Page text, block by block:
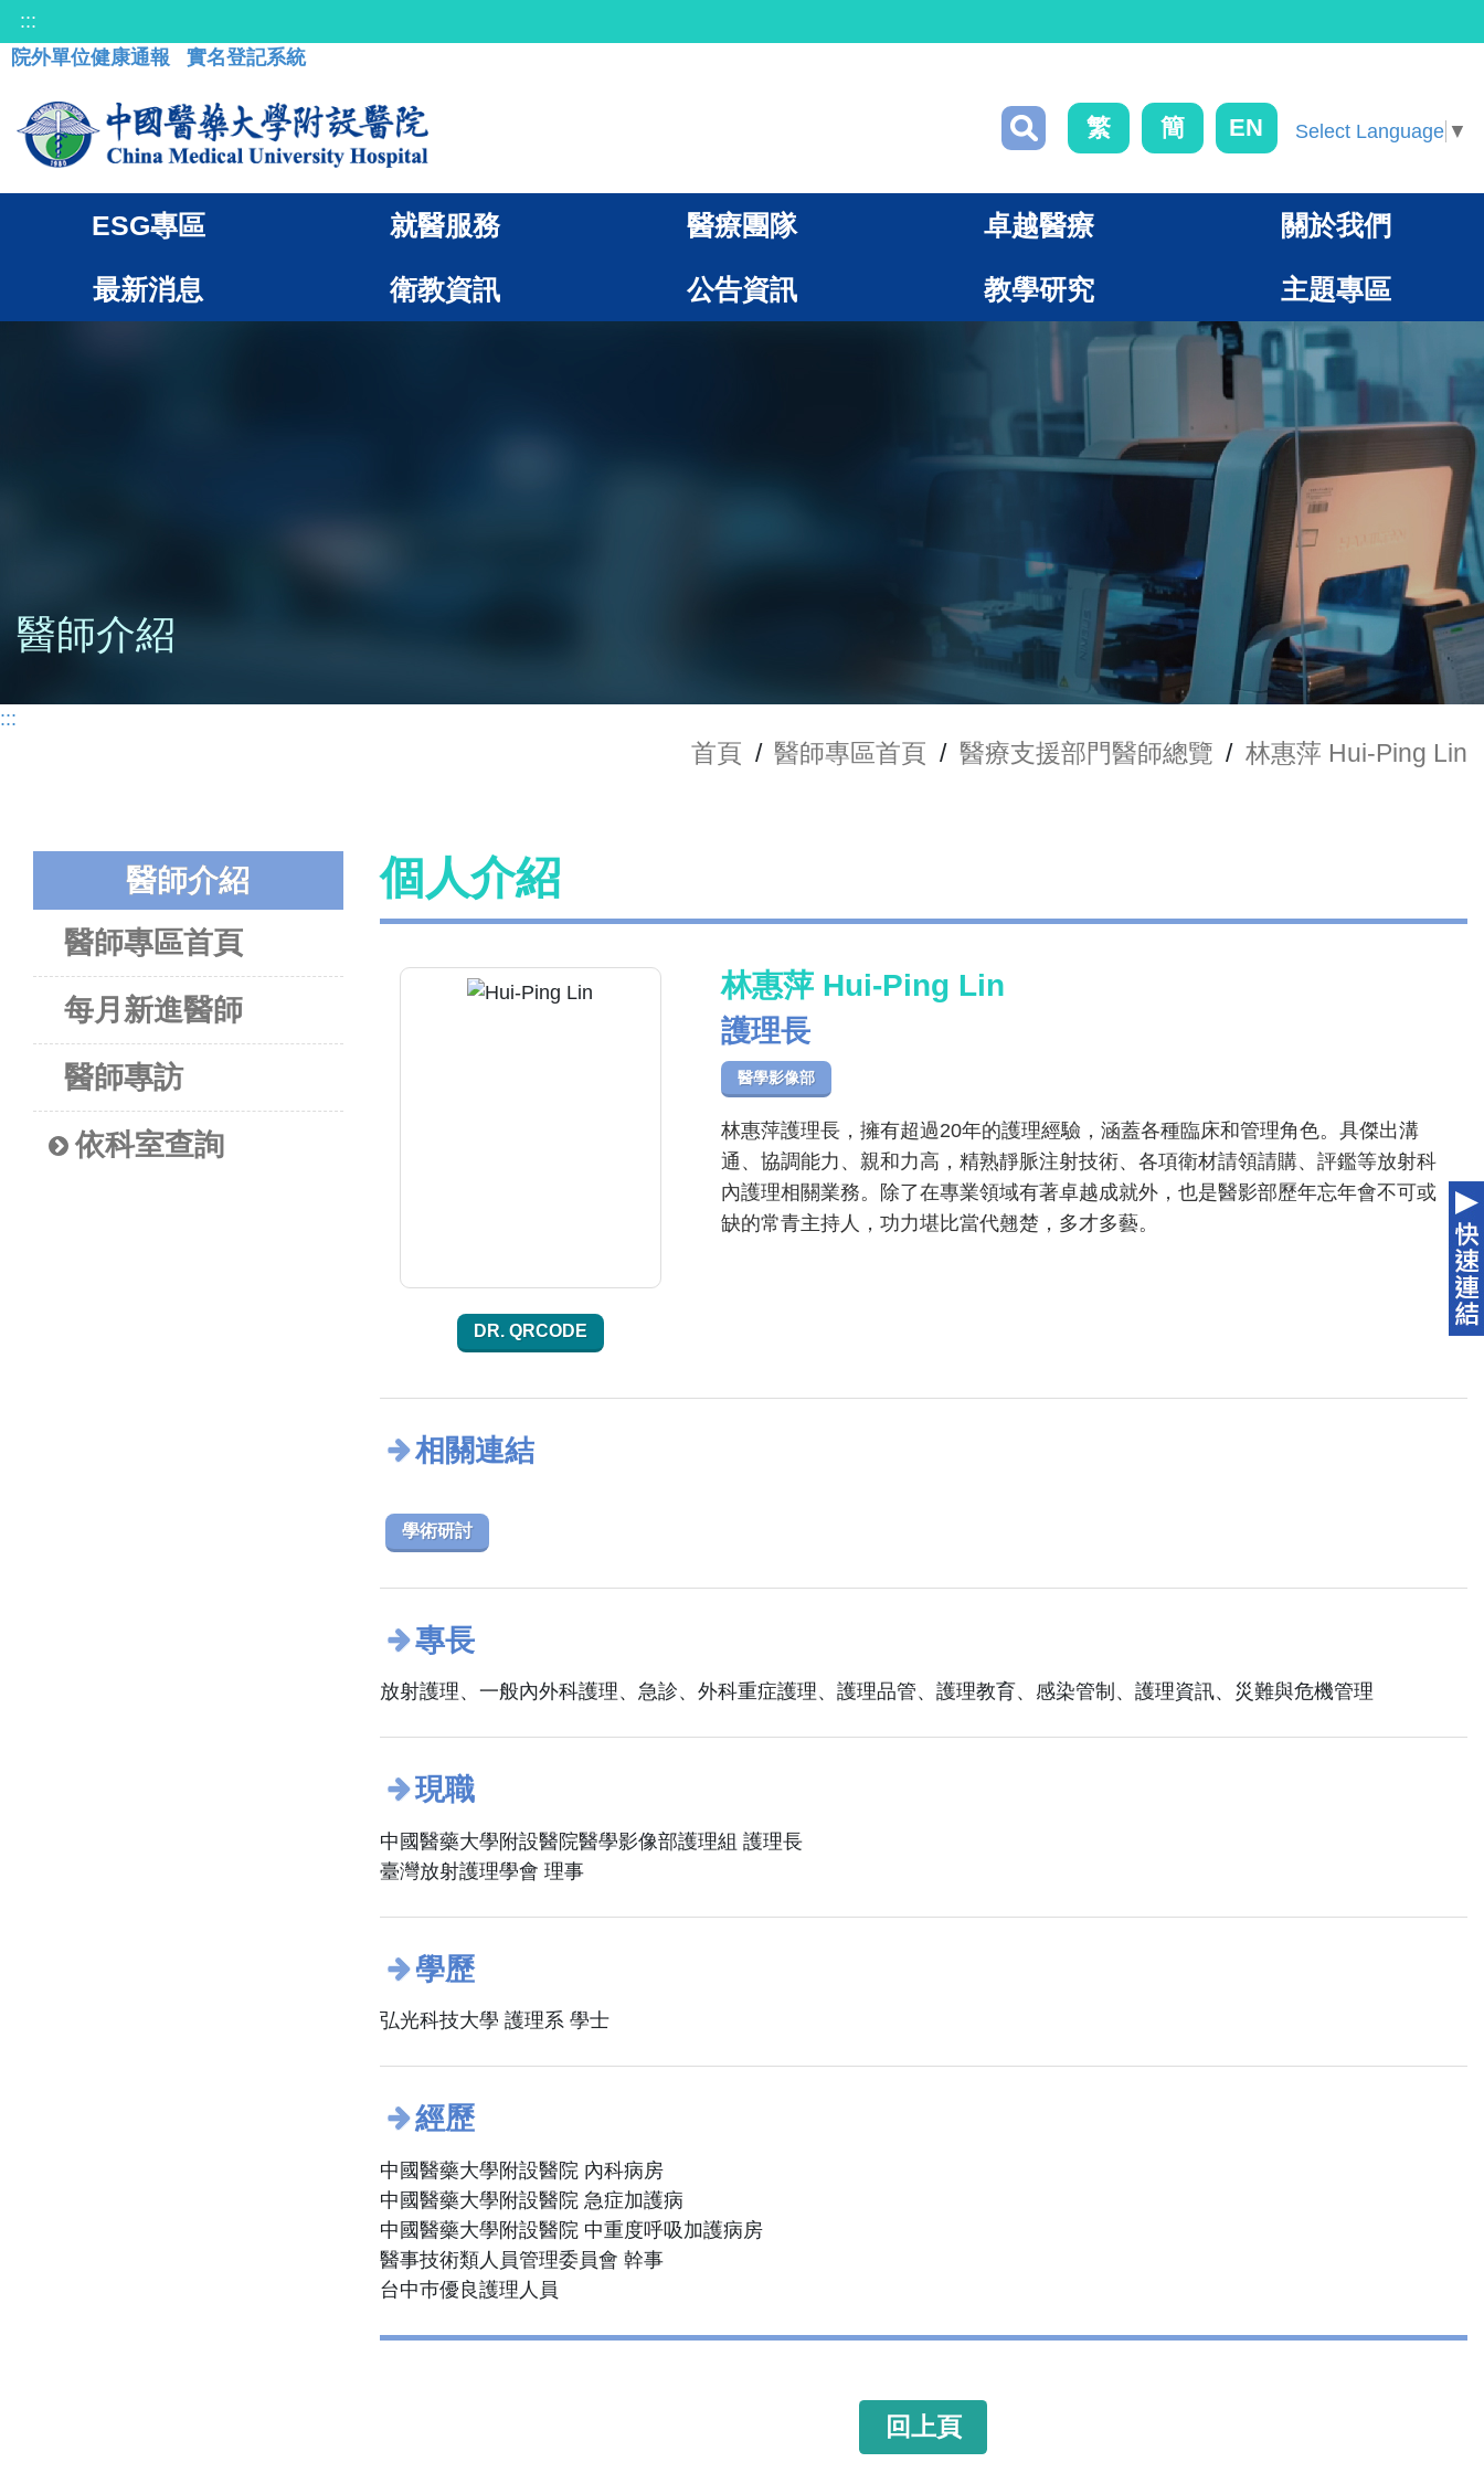
:::
院外單位健康通報
實名登記系統
繁 簡 EN Select Language ▼
ESG專區 就醫服務 醫療團隊 卓越醫療 關於我們
最新消息 衛教資訊 公告資訊 教學研究 主題專區
醫師介紹
:::
首頁 / 醫師專區首頁 / 醫療支援部門醫師總覽 / 林惠萍 Hui-Ping Lin
醫師介紹
醫師專區首頁
每月新進醫師
醫師專訪
依科室查詢
個人介紹
DR. QRCODE
林惠萍 Hui-Ping Lin
護理長
醫學影像部
林惠萍護理長，擁有超過20年的護理經驗，涵蓋各種臨床和管理角色。具傑出溝
通、協調能力、親和力高，精熟靜脈注射技術、各項衛材請領請購、評鑑等放射科
內護理相關業務。除了在專業領域有著卓越成就外，也是醫影部歷年忘年會不可或
缺的常青主持人，功力堪比當代翹楚，多才多藝。
相關連結
學術研討
專長
放射護理、一般內外科護理、急診、外科重症護理、護理品管、護理教育、感染管制、護理資訊、災難與危機管理
現職
中國醫藥大學附設醫院醫學影像部護理組 護理長
臺灣放射護理學會 理事
學歷
弘光科技大學 護理系 學士
經歷
中國醫藥大學附設醫院 內科病房
中國醫藥大學附設醫院 急症加護病
中國醫藥大學附設醫院 中重度呼吸加護病房
醫事技術類人員管理委員會 幹事
台中巿優良護理人員
回上頁